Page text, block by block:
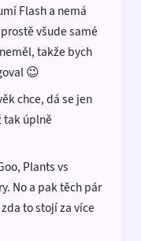
Flash a nemá
všude samé
takže bych
😉
chce, dá se jen
tak úplně
Plants vs
No a pak těch pár
to stojí za více